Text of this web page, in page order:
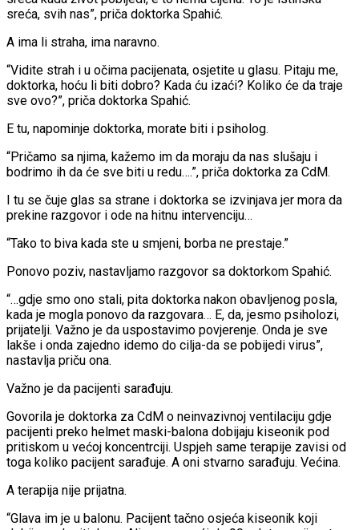
sreća, svih nas”, priča doktorka Spahić.
A ima li straha, ima naravno.
“Vidite strah i u očima pacijenata, osjetite u glasu. Pitaju me,
doktorka, hoću li biti dobro? Kada ću izaći? Koliko će da traje
sve ovo?”, priča doktorka Spahić.
E tu, napominje doktorka, morate biti i psiholog.
“Pričamo sa njima, kažemo im da moraju da nas slušaju i
bodrimo ih da će sve biti u redu….”, priča doktorka za CdM.
I tu se čuje glas sa strane i doktorka se izvinjava jer mora da
prekine razgovor i ode na hitnu intervenciju…
“Tako to biva kada ste u smjeni, borba ne prestaje.”
Ponovo poziv, nastavljamo razgovor sa doktorkom Spahić.
“…gdje smo ono stali, pita doktorka nakon obavljenog posla,
kada je mogla ponovo da razgovara… E, da, jesmo psiholozi,
prijatelji. Važno je da uspostavimo povjerenje. Onda je sve
lakše i onda zajedno idemo do cilja-da se pobijedi virus”,
nastavlja priču ona.
Važno je da pacijenti sarađuju.
Govorila je doktorka za CdM o neinvazivnoj ventilaciju gdje
pacijenti preko helmet maski-balona dobijaju kiseonik pod
pritiskom u većoj koncentrciji. Uspjeh same terapije zavisi od
toga koliko pacijent sarađuje. A oni stvarno sarađuju. Većina.
A terapija nije prijatna.
“Glava im je u balonu. Pacijent tačno osjeća kiseonik koji